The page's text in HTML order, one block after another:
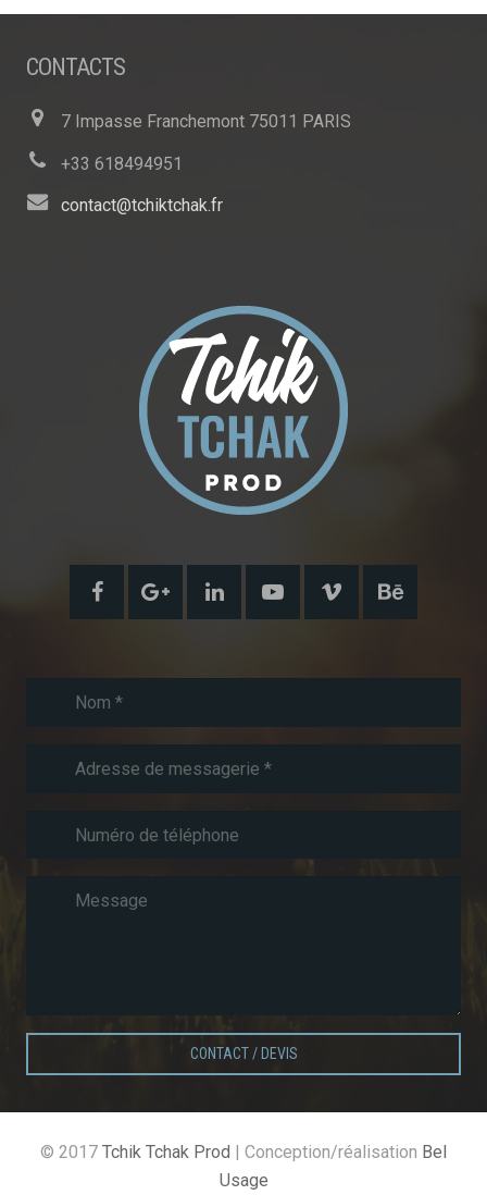
CONTACTS
7 Impasse Franchemont 75011 PARIS
+33 618494951
contact@tchiktchak.fr
CONTACT / DEVIS
© 2017 Tchik Tchak Prod | Conception/réalisation Bel
Usage